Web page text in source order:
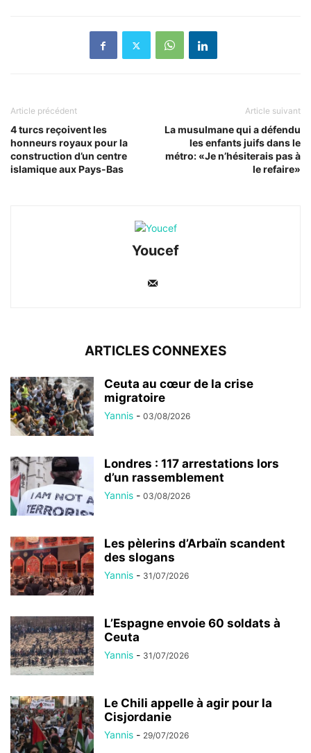
Article précédent
4 turcs reçoivent les
honneurs royaux pour la
construction d’un centre
islamique aux Pays-Bas
Article suivant
La musulmane qui a défendu
les enfants juifs dans le
métro: «Je n’hésiterais pas à
le refaire»
Youcef
ARTICLES CONNEXES
Ceuta au cœur de la crise
migratoire
Yannis - 03/08/2026
Londres : 117 arrestations lors
d’un rassemblement
Yannis - 03/08/2026
Les pèlerins d’Arbaïn scandent
des slogans
Yannis - 31/07/2026
L’Espagne envoie 60 soldats à
Ceuta
Yannis - 31/07/2026
Le Chili appelle à agir pour la
Cisjordanie
Yannis - 29/07/2026